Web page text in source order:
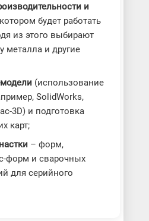
и
будет работать
из этого выбирают
металла и другие
модели(использование
SolidWorks,
3D) и подготовка
карт;
– форм,
форм и сварочных
для серийного